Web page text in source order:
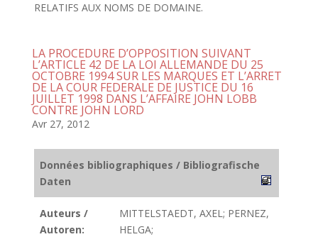
RELATIFS AUX NOMS DE DOMAINE.
LA PROCEDURE D’OPPOSITION SUIVANT
L’ARTICLE 42 DE LA LOI ALLEMANDE DU 25
OCTOBRE 1994 SUR LES MARQUES ET L’ARRET
DE LA COUR FEDERALE DE JUSTICE DU 16
JUILLET 1998 DANS L’AFFAIRE JOHN LOBB
CONTRE JOHN LORD
Avr 27, 2012
Données bibliographiques / Bibliografische
Daten
Auteurs /
Autoren:
MITTELSTAEDT, AXEL; PERNEZ,
HELGA;